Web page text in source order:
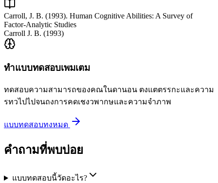
Carroll, J. B. (1993). Human Cognitive Abilities: A Survey of
Factor-Analytic Studies
Carroll J. B. (1993)
ทำแบบทดสอบเพมเตม
ทดสอบความสามารถของคณในดานอน ตงแตตรรกะและความ
รทวไปไปจนถงการคดเชงวพากษและความจำภาพ
แบบทดสอบทงหมด
คำถามที่พบบ่อย
แบบทดสอบนี้วัดอะไร?